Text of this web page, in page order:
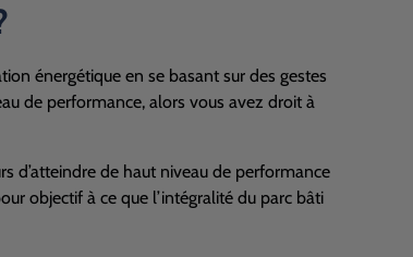
énergétique en se basant sur des gestes
de performance, alors vous avez droit à
d’atteindre de haut niveau de performance
objectif à ce que l’intégralité du parc bâti